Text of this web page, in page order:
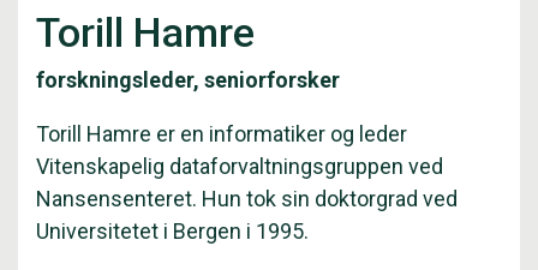
Torill Hamre
forskningsleder, seniorforsker
Torill Hamre er en informatiker og leder
Vitenskapelig dataforvaltningsgruppen ved
Nansensenteret. Hun tok sin doktorgrad ved
Universitetet i Bergen i 1995.